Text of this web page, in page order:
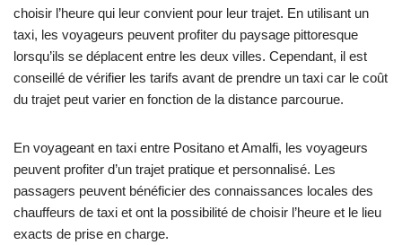
choisir l’heure qui leur convient pour leur trajet. En utilisant un
taxi, les voyageurs peuvent profiter du paysage pittoresque
lorsqu’ils se déplacent entre les deux villes. Cependant, il est
conseillé de vérifier les tarifs avant de prendre un taxi car le coût
du trajet peut varier en fonction de la distance parcourue.
En voyageant en taxi entre Positano et Amalfi, les voyageurs
peuvent profiter d’un trajet pratique et personnalisé. Les
passagers peuvent bénéficier des connaissances locales des
chauffeurs de taxi et ont la possibilité de choisir l’heure et le lieu
exacts de prise en charge.